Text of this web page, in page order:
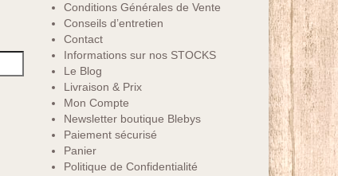
Conditions Générales de Vente
Conseils d’entretien
Contact
Informations sur nos STOCKS
Le Blog
Livraison & Prix
Mon Compte
Newsletter boutique Blebys
Paiement sécurisé
Panier
Politique de Confidentialité